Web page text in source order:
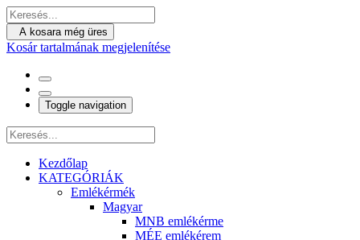
A kosara még üres
Kosár tartalmának megjelenítése
Toggle navigation
Kezdőlap
KATEGÓRIÁK
Emlékérmék
Magyar
MNB emlékérme
MÉE emlékérem